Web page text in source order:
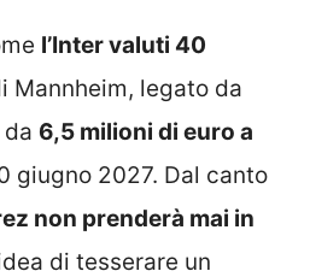
l’Inter valuti 40
Mannheim, legato da
6,5 milioni di euro a
giugno 2027. Dal canto
non prenderà mai in
di tesserare un